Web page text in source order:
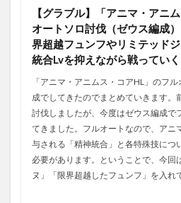
【グラブル】「アニマ・アニ
オートソロ討伐（ゼウス編成
界超越フュンフやリミテッド
統合Lvを抑えながら戦っていく
「アニマ・アニムス・コアHL」のフ
成でしてきたのでまとめていきます。
討伐しましたが、今度はゼウス編成で
てきました。フルオートなので、アニ
与される「精神統合」と各特殊技につ
必要があります。ということで、今回
ヌ」「限界超越したフュンフ」を入れ